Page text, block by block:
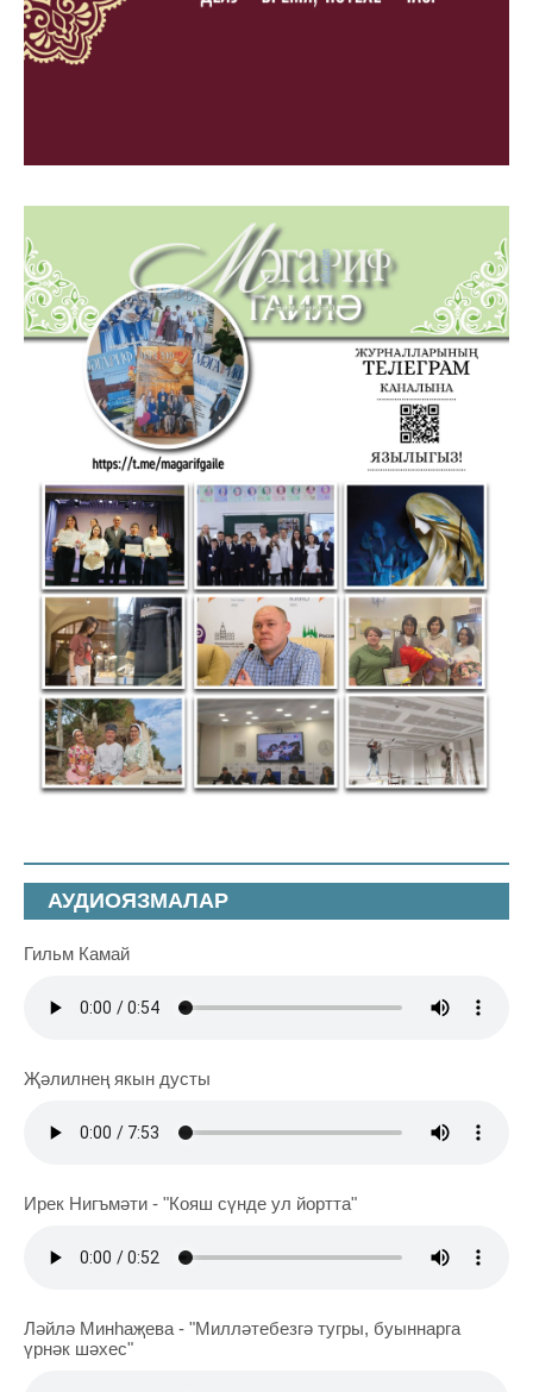
АУДИОЯЗМАЛАР
Гильм Камай
Җәлилнең якын дусты
Ирек Нигъмәти - "Кояш сүнде ул йортта"
Ләйлә Минһаҗева - "Милләтебезгә тугры, буыннарга
үрнәк шәхес"